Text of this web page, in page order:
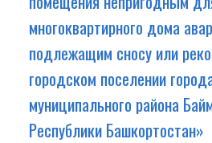
многоквартирного дома
подлежащим сносу или
городском поселении
муниципального района
Республики Башкортостан»